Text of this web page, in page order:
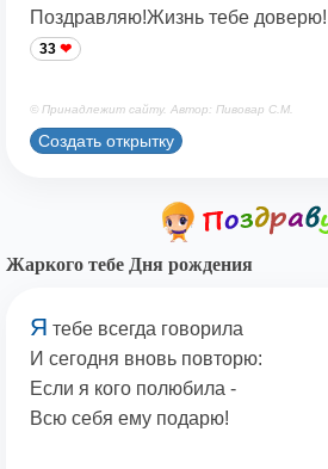
Поздравляю!Жизнь тебе доверю!
33
© Принадлежит сайту. Автор: Пивовар С.М.
Создать открытку
Жаркого тебе Дня рождения
Я тебе всегда говорила
И сегодня вновь повторю:
Если я кого полюбила -
Всю себя ему подарю!